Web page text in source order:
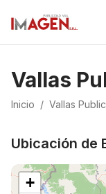
Vallas
Inicio / Vallas
Ubicación de
+